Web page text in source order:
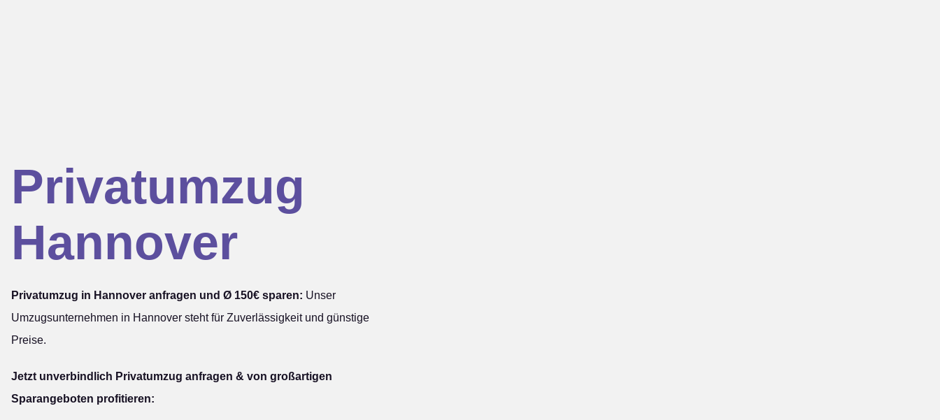
Privatumzug
Hannover
Privatumzug in Hannover anfragen und Ø 150€ sparen: Unser
Umzugsunternehmen in Hannover steht für Zuverlässigkeit und günstige
Preise.
Jetzt unverbindlich Privatumzug anfragen & von großartigen
Sparangeboten profitieren: